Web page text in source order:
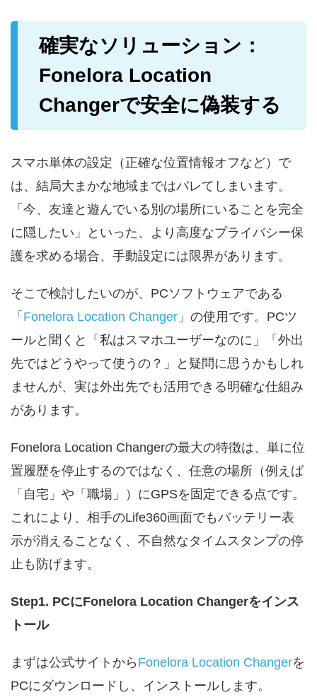
確実なソリューション：
Fonelora Location
Changerで安全に偽装する
スマホ単体の設定（正確な位置情報オフなど）で
は、結局大まかな地域まではバレてしまいます。
「今、友達と遊んでいる別の場所にいることを完全
に隠したい」といった、より高度なプライバシー保
護を求める場合、手動設定には限界があります。
そこで検討したいのが、PCソフトウェアである
「 Fonelora Location Changer 」の使用です。PCツ
ールと聞くと「私はスマホユーザーなのに」「外出
先ではどうやって使うの？」と疑問に思うかもしれ
ませんが、実は外出先でも活用できる明確な仕組み
があります。
Fonelora Location Changerの最大の特徴は、単に位
置履歴を停止するのではなく、任意の場所（例えば
「自宅」や「職場」）にGPSを固定できる点です。
これにより、相手のLife360画面でもバッテリー表
示が消えることなく、不自然なタイムスタンプの停
止も防げます。
Step1. PCにFonelora Location Changerをインス
トール
まずは公式サイトから Fonelora Location Changerを
PCにダウンロードし、インストールします。